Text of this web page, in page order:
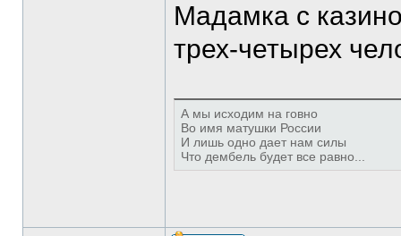
Мадамка с
трех-четырех
А мы исходим на говно
Во имя матушки России
И лишь одно дает нам силы
Что дембель будет все равно...